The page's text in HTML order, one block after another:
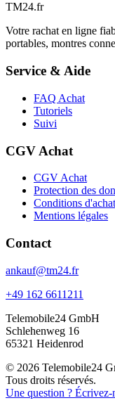
TM24.fr
Votre rachat en ligne
portables, montres
Service & Aide
FAQ Achat
Tutoriels
Suivi
CGV Achat
CGV Achat
Protection des
Conditions d'achat
Mentions légales
Contact
ankauf@tm24.fr
+49 162 6611211
Telemobile24 GmbH
Schlehenweg 16
65321 Heidenrod
© 2026 Telemobile24
Tous droits réservés.
Une question ? Écrivez-